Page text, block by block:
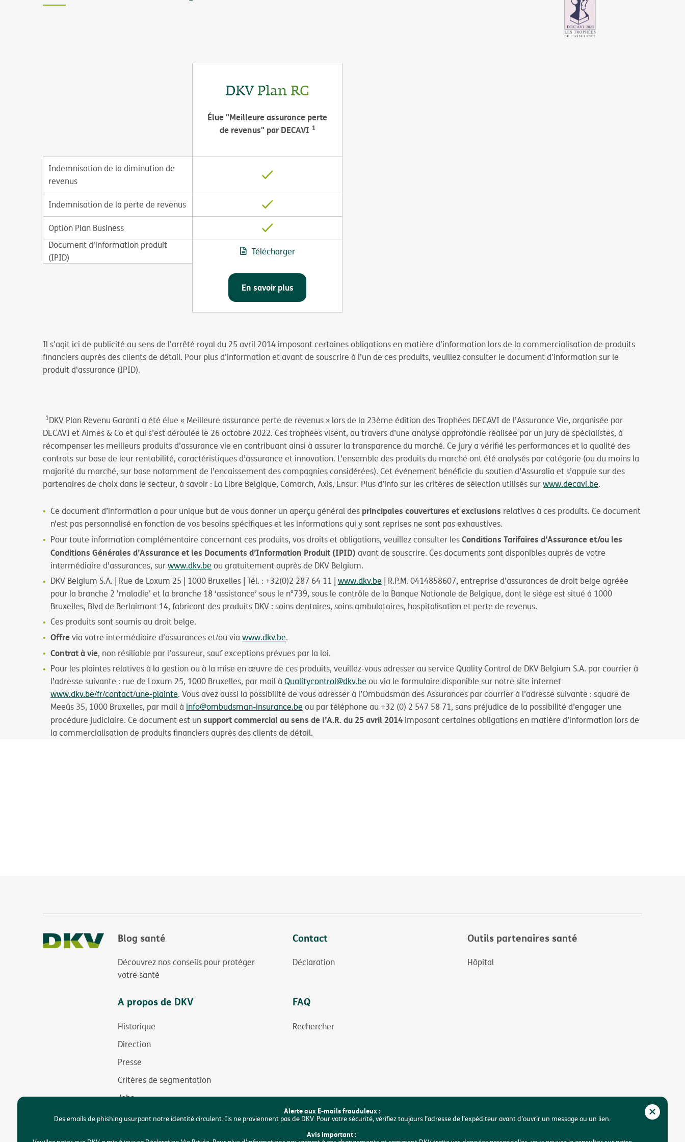
DKV Plan RG
Élue "Meilleure assurance perte
de revenus" par DECAVI 1
Télécharger
En savoir plus
Indemnisation de la diminution de
revenus
Indemnisation de la perte de revenus
Option Plan Business
Document d'information produit
(IPID)
Il s'agit ici de publicité au sens de l'arrêté royal du 25 avril 2014 imposant certaines obligations en matière d'information lors de la commercialisation de produits
financiers auprès des clients de détail. Pour plus d'information et avant de souscrire à l’un de ces produits, veuillez consulter le document d'information sur le
produit d'assurance (IPID).
1DKV Plan Revenu Garanti a été élue « Meilleure assurance perte de revenus » lors de la 23ème édition des Trophées DECAVI de l’Assurance Vie, organisée par
DECAVI et Aimes & Co et qui s’est déroulée le 26 octobre 2022. Ces trophées visent, au travers d’une analyse approfondie réalisée par un jury de spécialistes, à
récompenser les meilleurs produits d’assurance vie en contribuant ainsi à assurer la transparence du marché. Ce jury a vérifié les performances et la qualité des
contrats sur base de leur rentabilité, caractéristiques d’assurance et innovation. L’ensemble des produits du marché ont été analysés par catégorie (ou du moins la
majorité du marché, sur base notamment de l’encaissement des compagnies considérées). Cet événement bénéficie du soutien d’Assuralia et s’appuie sur des
partenaires de choix dans le secteur, à savoir : La Libre Belgique, Comarch, Axis, Ensur. Plus d’info sur les critères de sélection utilisés surwww.decavi.be.
Ce document d’information a pour unique but de vous donner un aperçu général des principales couvertures et exclusions relatives à ces produits. Ce document
n’est pas personnalisé en fonction de vos besoins spécifiques et les informations qui y sont reprises ne sont pas exhaustives.
Pour toute information complémentaire concernant ces produits, vos droits et obligations, veuillez consulter lesConditions Tarifaires d’Assurance et/ou les
Conditions Générales d’Assurance et les Documents d’Information Produit (IPID) avant de souscrire. Ces documents sont disponibles auprès de votre
intermédiaire d’assurances, surwww.dkv.be ou gratuitement auprès de DKV Belgium.
DKV Belgium S.A. | Rue de Loxum 25 | 1000 Bruxelles | Tél. : +32(0)2 287 64 11 | www.dkv.be | R.P.M. 0414858607, entreprise d’assurances de droit belge agréée
pour la branche 2 'maladie' et la branche 18 ‘assistance’ sous le n°739, sous le contrôle de la Banque Nationale de Belgique, dont le siège est situé à 1000
Bruxelles, Blvd de Berlaimont 14, fabricant des produits DKV : soins dentaires, soins ambulatoires, hospitalisation et perte de revenus.
Ces produits sont soumis au droit belge.
Offrevia votre intermédiaire d’assurances et/ou via www.dkv.be.
Contrat à vie, non résiliable par l’assureur, sauf exceptions prévues par la loi.
Pour les plaintes relatives à la gestion ou à la mise en œuvre de ces produits, veuillez-vous adresser au service Quality Control de DKV Belgium S.A. par courrier à
l’adresse suivante : rue de Loxum 25, 1000 Bruxelles, par mail à Qualitycontrol@dkv.be ou via le formulaire disponible sur notre site internet
www.dkv.be/fr/contact/une-plainte. Vous avez aussi la possibilité de vous adresser à l’Ombudsman des Assurances par courrier à l’adresse suivante : square de
Meeûs 35, 1000 Bruxelles, par mail à info@ombudsman-insurance.be ou par téléphone au +32 (0) 2 547 58 71, sans préjudice de la possibilité d’engager une
procédure judiciaire. Ce document est unsupport commercial au sens de l’A.R. du 25 avril 2014 imposant certaines obligations en matière d’information lors de
la commercialisation de produits financiers auprès des clients de détail.
Blog santé
Découvrez nos conseils pour protéger
votre santé
Contact
Déclaration
Outils partenaires santé
Hôpital
A propos de DKV
Historique
Direction
Presse
Critères de segmentation
Jobs
Durabilité
FAQ
Rechercher
Alerte aux E-mails frauduleux :
Des emails de phishing usurpant notre identité circulent. Ils ne proviennent pas de DKV. Pour votre sécurité, vérifiez toujours l’adresse de l’expéditeur avant d’ouvrir un message ou un lien.
Avis important :